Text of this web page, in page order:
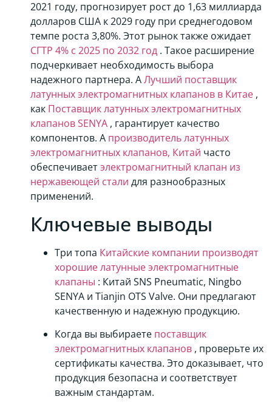
2021 году, прогнозирует рост до 1,63 миллиарда
долларов США к 2029 году при среднегодовом
темпе роста 3,80%. Этот рынок также ожидает
СГТР 4% с 2025 по 2032 год . Такое расширение
подчеркивает необходимость выбора
надежного партнера. АЛучший поставщик
латунных электромагнитных клапанов в Китае ,
как Поставщик латунных электромагнитных
клапанов SENYA , гарантирует качество
компонентов. А производитель латунных
электромагнитных клапанов, Китай часто
обеспечиваетэлектромагнитный клапан из
нержавеющей стали для разнообразных
применений.
Ключевые выводы
Три топа Китайские компании производят
хорошие латунные электромагнитные
клапаны : Китай SNS Pneumatic, Ningbo
SENYA и Tianjin OTS Valve. Они предлагают
качественную и надежную продукцию.
Когда вы выбираете поставщик
электромагнитных клапанов , проверьте их
сертификаты качества. Это доказывает, что
продукция безопасна и соответствует
важным стандартам.